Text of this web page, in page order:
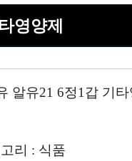
영양제
알유21 6정1갑 기타
리 : 식품